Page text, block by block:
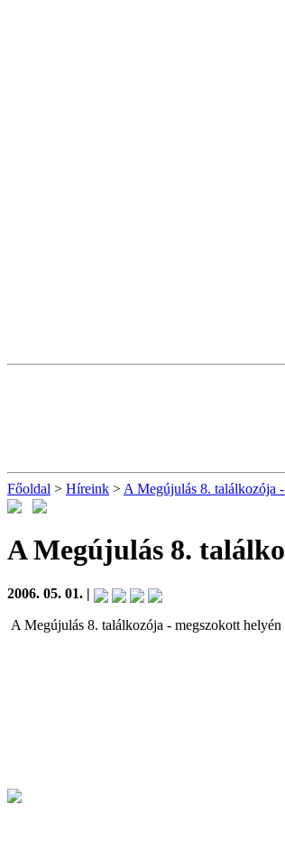
Főoldal > Híreink > A Megújulás 8. találkozója
A Megújulás 8.
2006. 05. 01. |
A Megújulás 8. találkozója - megszokott